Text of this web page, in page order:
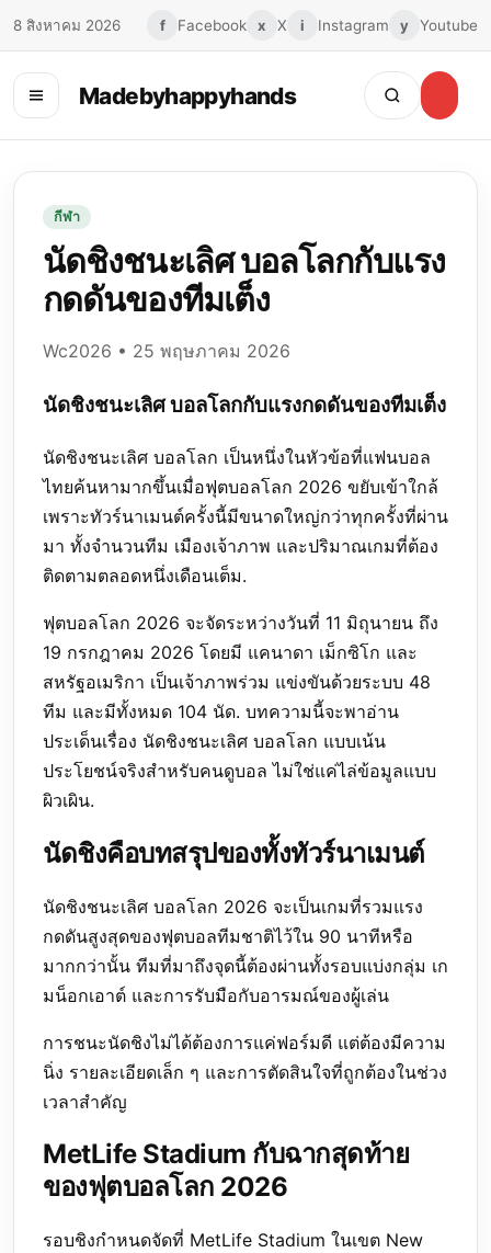
8 สิงหาคม 2026 f Facebook x X i Instagram y Youtube
Toggle
menu
Madebyhappyhands
กีฬา
นัดชิงชนะเลิศ บอลโลกกับแรง
กดดันของทีมเต็ง
Wc2026 • 25 พฤษภาคม 2026
นัดชิงชนะเลิศ บอลโลกกับแรงกดดันของทีมเต็ง
นัดชิงชนะเลิศ บอลโลก เป็นหนึ่งในหัวข้อที่แฟนบอล
ไทยค้นหามากขึ้นเมื่อฟุตบอลโลก 2026 ขยับเข้าใกล้
เพราะทัวร์นาเมนต์ครั้งนี้มีขนาดใหญ่กว่าทุกครั้งที่ผ่าน
มา ทั้งจำนวนทีม เมืองเจ้าภาพ และปริมาณเกมที่ต้อง
ติดตามตลอดหนึ่งเดือนเต็ม.
ฟุตบอลโลก 2026 จะจัดระหว่างวันที่ 11 มิถุนายน ถึง
19 กรกฎาคม 2026 โดยมี แคนาดา เม็กซิโก และ
สหรัฐอเมริกา เป็นเจ้าภาพร่วม แข่งขันด้วยระบบ 48
ทีม และมีทั้งหมด 104 นัด. บทความนี้จะพาอ่าน
ประเด็นเรื่อง นัดชิงชนะเลิศ บอลโลก แบบเน้น
ประโยชน์จริงสำหรับคนดูบอล ไม่ใช่แค่ไล่ข้อมูลแบบ
ผิวเผิน.
นัดชิงคือบทสรุปของทั้งทัวร์นาเมนต์
นัดชิงชนะเลิศ บอลโลก 2026 จะเป็นเกมที่รวมแรง
กดดันสูงสุดของฟุตบอลทีมชาติไว้ใน 90 นาทีหรือ
มากกว่านั้น ทีมที่มาถึงจุดนี้ต้องผ่านทั้งรอบแบ่งกลุ่ม เก
มน็อกเอาต์ และการรับมือกับอารมณ์ของผู้เล่น
การชนะนัดชิงไม่ได้ต้องการแค่ฟอร์มดี แต่ต้องมีความ
นิ่ง รายละเอียดเล็ก ๆ และการตัดสินใจที่ถูกต้องในช่วง
เวลาสำคัญ
MetLife Stadium กับฉากสุดท้าย
ของฟุตบอลโลก 2026
รอบชิงกำหนดจัดที่ MetLife Stadium ในเขต New